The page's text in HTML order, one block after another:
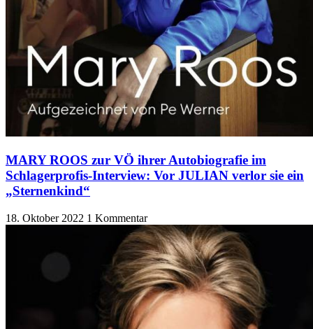
MARY ROOS zur VÖ ihrer Autobiografie im
Schlagerprofis-Interview: Vor JULIAN verlor sie ein
„Sternenkind“
18. Oktober 2022 1 Kommentar